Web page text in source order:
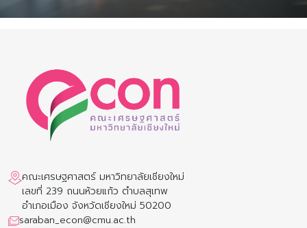
คณะเศรษฐศาสตร์ มหาวิทยาลัยเชียงใหม่
เลขที่ 239 ถนนห้วยแก้ว ตำบลสุเทพ
อำเภอเมือง จังหวัดเชียงใหม่ 50200
saraban_econ@cmu.ac.th